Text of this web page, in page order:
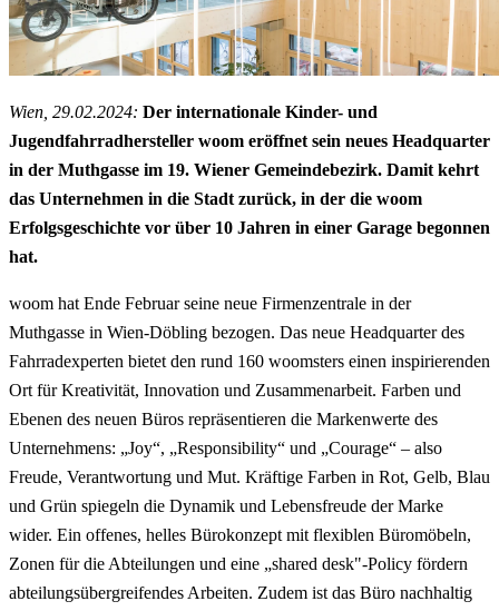
Wien, 29.02.2024: Der internationale Kinder- und
Jugendfahrradhersteller woom eröffnet sein neues Headquarter
in der Muthgasse im 19. Wiener Gemeindebezirk. Damit kehrt
das Unternehmen in die Stadt zurück, in der die woom
Erfolgsgeschichte vor über 10 Jahren in einer Garage begonnen
hat.
woom hat Ende Februar seine neue Firmenzentrale in der
Muthgasse in Wien-Döbling bezogen. Das neue Headquarter des
Fahrradexperten bietet den rund 160 woomsters einen inspirierenden
Ort für Kreativität, Innovation und Zusammenarbeit. Farben und
Ebenen des neuen Büros repräsentieren die Markenwerte des
Unternehmens: „Joy“, „Responsibility“ und „Courage“ – also
Freude, Verantwortung und Mut. Kräftige Farben in Rot, Gelb, Blau
und Grün spiegeln die Dynamik und Lebensfreude der Marke
wider. Ein offenes, helles Bürokonzept mit flexiblen Büromöbeln,
Zonen für die Abteilungen und eine „shared desk"-Policy fördern
abteilungsübergreifendes Arbeiten. Zudem ist das Büro nachhaltig